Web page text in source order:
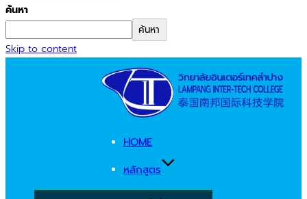
ค้นหา
ค้นหา
Skip to content
HOME
หลักสูตร